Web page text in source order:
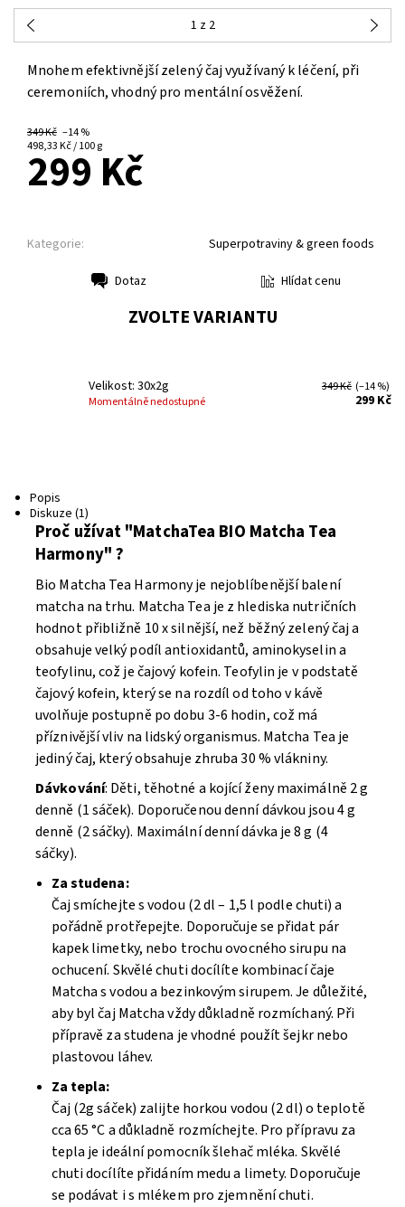
1 z 2
Mnohem efektivnější zelený čaj využívaný k léčení, při
ceremoniích, vhodný pro mentální osvěžení.
349 Kč –14 %
498,33 Kč / 100 g
299 Kč
Kategorie: Superpotraviny & green foods
Dotaz Hlídat cenu
ZVOLTE VARIANTU
Velikost: 30x2g
Momentálně nedostupné
349 Kč (–14 %)
299 Kč
Popis
Diskuze (1)
Proč užívat "MatchaTea BIO Matcha Tea
Harmony" ?
Bio Matcha Tea Harmony je nejoblíbenější balení
matcha na trhu. Matcha Tea je z hlediska nutričních
hodnot přibližně 10 x silnější, než běžný zelený čaj a
obsahuje velký podíl antioxidantů, aminokyselin a
teofylinu, což je čajový kofein. Teofylin je v podstatě
čajový kofein, který se na rozdíl od toho v kávě
uvolňuje postupně po dobu 3-6 hodin, což má
příznivější vliv na lidský organismus. Matcha Tea je
jediný čaj, který obsahuje zhruba 30 % vlákniny.
Dávkování: Děti, těhotné a kojící ženy maximálně 2 g
denně (1 sáček). Doporučenou denní dávkou jsou 4 g
denně (2 sáčky). Maximální denní dávka je 8 g (4
sáčky).
Za studena:
Čaj smíchejte s vodou (2 dl – 1,5 l podle chuti) a
pořádně protřepejte. Doporučuje se přidat pár
kapek limetky, nebo trochu ovocného sirupu na
ochucení. Skvělé chuti docílíte kombinací čaje
Matcha s vodou a bezinkovým sirupem. Je důležité,
aby byl čaj Matcha vždy důkladně rozmíchaný. Při
přípravě za studena je vhodné použít šejkr nebo
plastovou láhev.
Za tepla:
Čaj (2g sáček) zalijte horkou vodou (2 dl) o teplotě
cca 65 °C a důkladně rozmíchejte. Pro přípravu za
tepla je ideální pomocník šlehač mléka. Skvělé
chuti docílíte přidáním medu a limety. Doporučuje
se podávat i s mlékem pro zjemnění chuti.